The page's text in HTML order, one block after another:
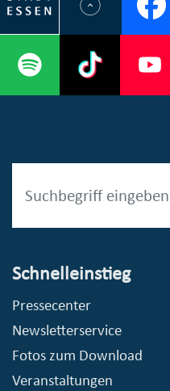
Schnelleinstieg
Pressecenter
Newsletterservice
Fotos zum Download
Veranstaltungen